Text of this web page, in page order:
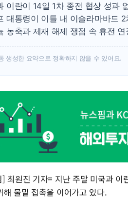
이란이 14일 1차 종전 협상 성과
대통령이 이틀 내 이슬라마바드
농축과 제재 해제 쟁점 속 휴전
생성한 요약으로 정확하지 않을 수 있어요.
최원진 기자= 지난 주말 미국과
해 물밑 접촉을 이어가고 있다.